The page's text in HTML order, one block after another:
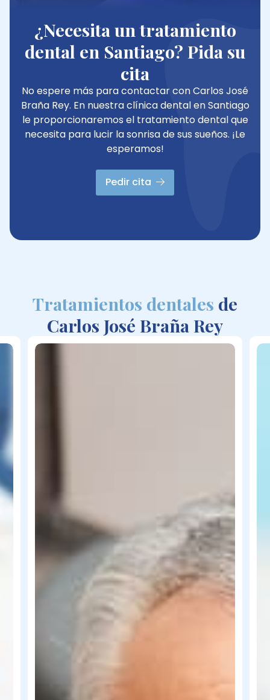
¿Necesita un tratamiento
dental en Santiago? Pida su
cita
No espere más para contactar con Carlos José
Braña Rey. En nuestra clínica dental en Santiago
le proporcionaremos el tratamiento dental que
necesita para lucir la sonrisa de sus sueños. ¡Le
esperamos!
Pedir cita
Tratamientos dentales de
Carlos José Braña Rey